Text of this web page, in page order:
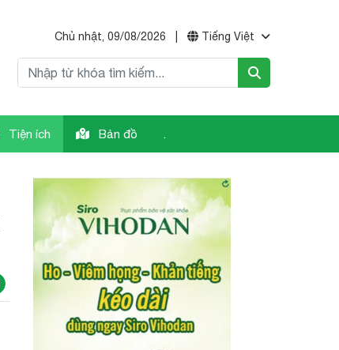
Chủ nhật, 09/08/2026 Tiếng Việt
Tiện ích Bản đồ .